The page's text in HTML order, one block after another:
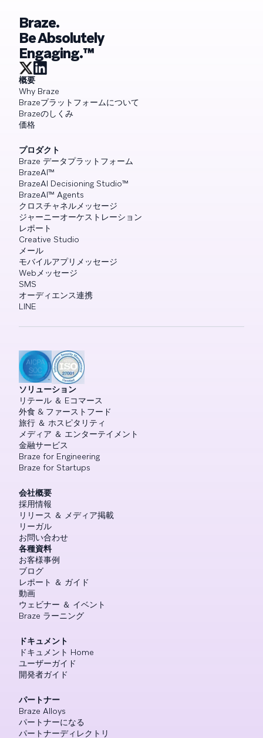
Braze.
Be Absolutely
Engaging.™
概要
Why Braze
Brazeプラットフォームについて
Brazeのしくみ
価格
プロダクト
Braze データプラットフォーム
BrazeAI™
BrazeAI Decisioning Studio™
BrazeAI™ Agents
クロスチャネルメッセージ
ジャーニーオーケストレーション
レポート
Creative Studio
メール
モバイルアプリメッセージ
Webメッセージ
SMS
オーディエンス連携
LINE
ソリューション
リテール ＆ Eコマース
外食 & ファーストフード
旅行 ＆ ホスピタリティ
メディア ＆ エンターテイメント
金融サービス
Braze for Engineering
Braze for Startups
会社概要
採用情報
リリース ＆ メディア掲載
リーガル
お問い合わせ
各種資料
お客様事例
ブログ
レポート ＆ ガイド
動画
ウェビナー ＆ イベント
Braze ラーニング
ドキュメント
ドキュメント Home
ユーザーガイド
開発者ガイド
パートナー
Braze Alloys
パートナーになる
パートナーディレクトリ